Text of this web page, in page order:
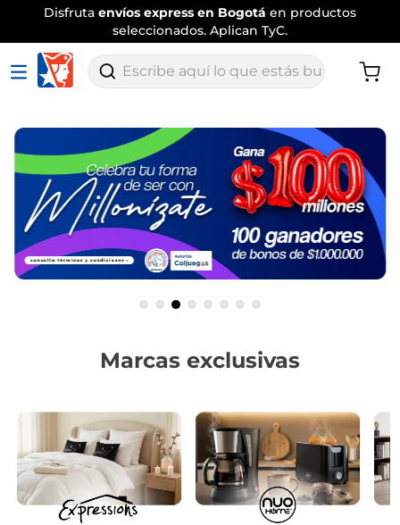
Envíotradicional gratispor comprassuperiores a $120.000
Aplican TyC
Escribe aquí lo que estás buscando
Marcas exclusivas